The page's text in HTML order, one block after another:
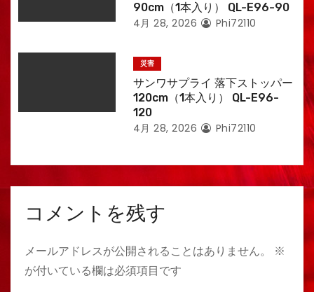
90cm（1本入り） QL-E96-90
4月 28, 2026 Phi72110
災害
サンワサプライ 落下ストッパー
120cm（1本入り） QL-E96-
120
4月 28, 2026 Phi72110
コメントを残す
メールアドレスが公開されることはありません。
※
が付いている欄は必須項目です